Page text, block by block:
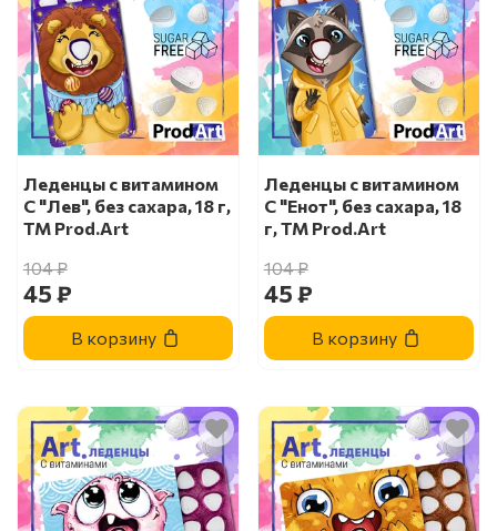
Леденцы с витамином
С "Лев", без сахара, 18 г,
ТМ Prod.Art
104 ₽
45 ₽
В корзину
Леденцы с витамином
С "Енот", без сахара, 18
г, ТМ Prod.Art
104 ₽
45 ₽
В корзину